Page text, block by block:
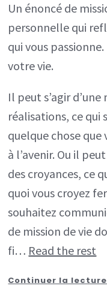
mission
de
vie
Un énoncé de
personnelle qui
qui vous
votre vie.
Il peut s’agir
réalisations, ce qui
quelque chose
à l’avenir. Ou il
des croyances, ce
quoi vous croyez
souhaitez
de mission de vie
fi… Read the rest
Continuer la lecture